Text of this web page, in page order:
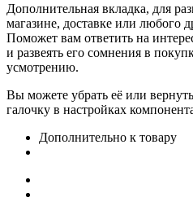
Дополнительная вкладка, для
магазине, доставке или любого
Поможет вам ответить на
и развеять его сомнения в
усмотрению.
Вы можете убрать её или
галочку в настройках
Дополнительно к товару